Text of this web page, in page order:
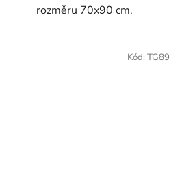
rozměru 70x90 cm.
Kód: TG89